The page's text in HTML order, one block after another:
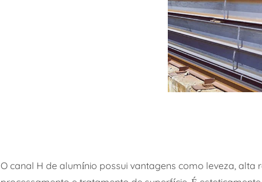
O canal H de alumínio possui vantagens como leveza, alta